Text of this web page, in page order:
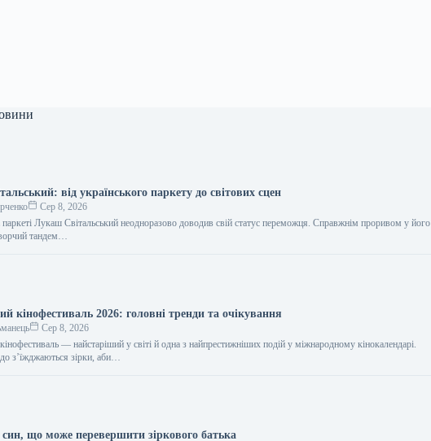
від українського паркету до світових сцен
Сер 8, 2026
паркеті Лукаш Світальський неодноразово доводив свій статус переможця. Справжнім проривом у його
тандем…
кінофестиваль 2026: головні тренди та очікування
Сер 8, 2026
— найстаріший у світі й одна з найпрестижніших подій у міжнародному кінокалендарі.
з’їжджаються зірки, аби…
що може перевершити зіркового батька